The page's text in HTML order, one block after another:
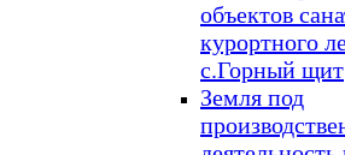
объектов
курортного
с.Горный щит
Земля под